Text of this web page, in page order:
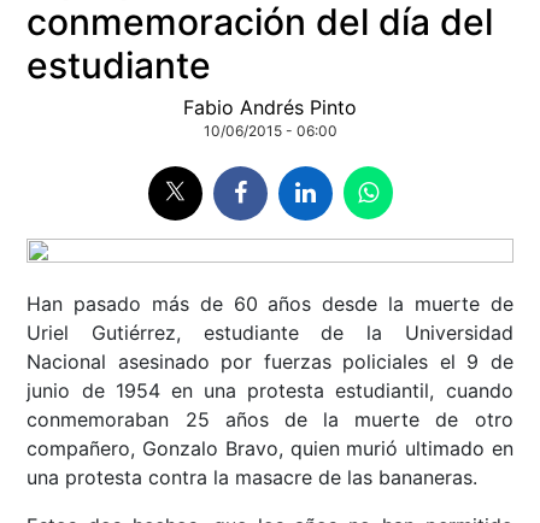
conmemoración del día del
estudiante
Fabio Andrés Pinto
10/06/2015 - 06:00
Han pasado más de 60 años desde la muerte de
Uriel Gutiérrez, estudiante de la Universidad
Nacional asesinado por fuerzas policiales el 9 de
junio de 1954 en una protesta estudiantil, cuando
conmemoraban 25 años de la muerte de otro
compañero, Gonzalo Bravo, quien murió ultimado en
una protesta contra la masacre de las bananeras.